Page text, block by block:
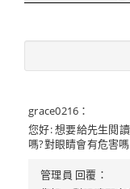
grace0216：
您好: 想要給先生閱
嗎?對眼睛會有危害
管理員 回覆：